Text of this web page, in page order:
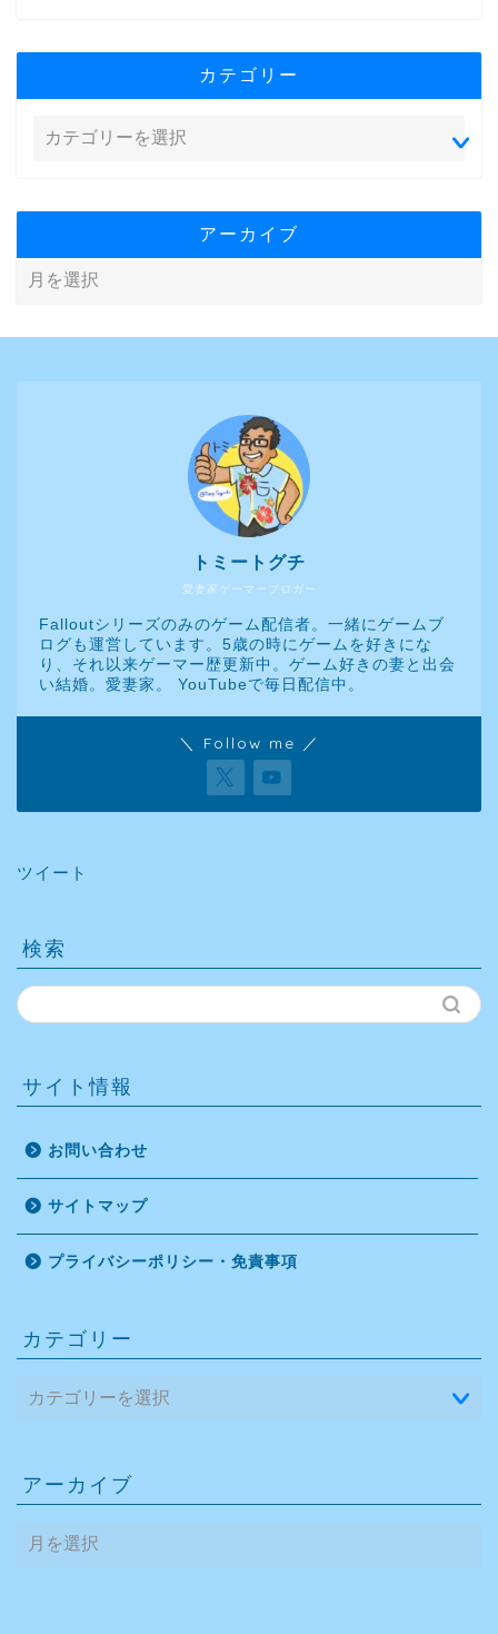
カテゴリー
アーカイブ
愛妻家ゲーマーブロガー
トミートグチ
Falloutシリーズのみのゲーム配信者。一緒にゲームブ
ログも運営しています。5歳の時にゲームを好きにな
り、それ以来ゲーマー歴更新中。ゲーム好きの妻と出会
い結婚。愛妻家。 YouTubeで毎日配信中。
＼ Follow me ／
ツイート
検索
サイト情報
お問い合わせ
サイトマップ
プライバシーポリシー・免責事項
カテゴリー
アーカイブ
ア
ー